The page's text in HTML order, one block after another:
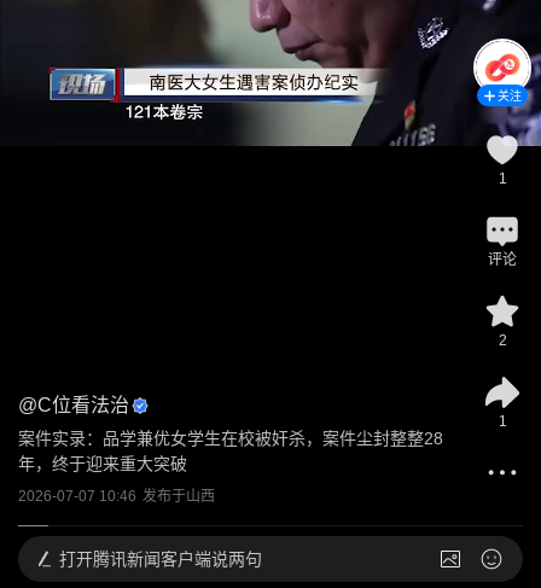
@C位看法治
案件实录：品学兼优女学生在校被奸杀，案件尘封整整28
年，终于迎来重大突破
2026-07-07 10:46 发布于山西
关注
1
评论
2
1
打开腾讯新闻客户端说两句